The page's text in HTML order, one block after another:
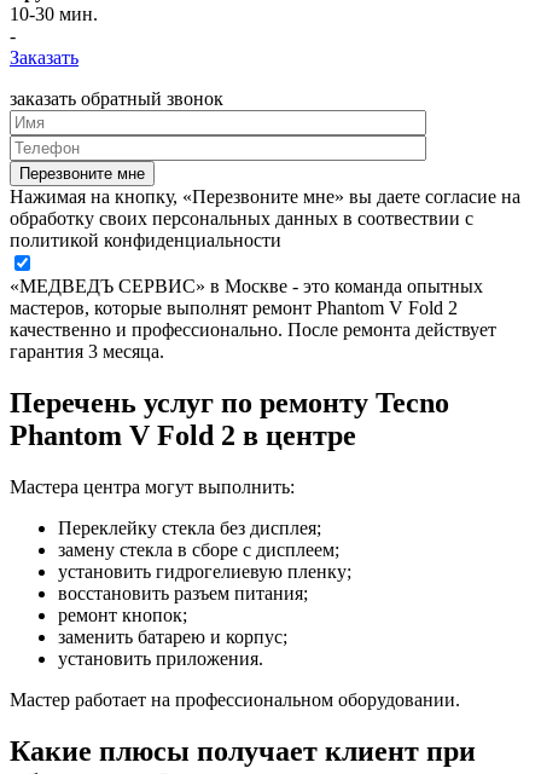
10-30 мин.
-
Заказать
заказать обратный звонок
Нажимая на кнопку, «Перезвоните мне» вы даете согласие на
обработку своих персональных данных в соотвествии с
политикой конфиденциальности
«МЕДВЕДЪ СЕРВИС» в Москве - это команда опытных
мастеров, которые выполнят ремонт Phantom V Fold 2
качественно и профессионально. После ремонта действует
гарантия 3 месяца.
Перечень услуг по ремонту Tecno
Phantom V Fold 2 в центре
Мастера центра могут выполнить:
Переклейку стекла без дисплея;
замену стекла в сборе с дисплеем;
установить гидрогелиевую пленку;
восстановить разъем питания;
ремонт кнопок;
заменить батарею и корпус;
установить приложения.
Мастер работает на профессиональном оборудовании.
Какие плюсы получает клиент при